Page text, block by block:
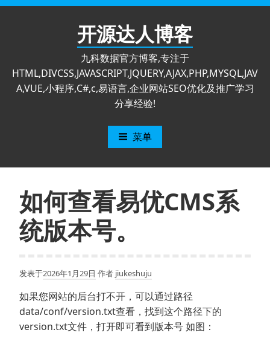
跳
开源达人博客
九科数据官方博客,专注于
HTML,DIVCSS,JAVASCRIPT,JQUERY,AJAX,PHP,MYSQL,JAV
A,VUE,小程序,C#,c,易语言,企业网站SEO优化及推广学习
分享经验!
菜单
如何查看易优CMS系
统版本号。
发表于2026年1月29日 作者 jiukeshuju
如果您网站的后台打不开，可以通过路径
data/conf/version.txt查看，找到这个路径下的
version.txt文件，打开即可看到版本号 如图：